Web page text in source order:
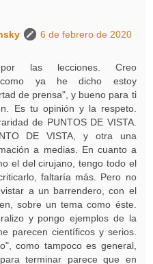
6 de febrero de 2020
las lecciones. Creo
como ya he dicho estoy
de prensa", y bueno para ti
Es tu opinión y la respeto.
de PUNTOS DE VISTA.
DE VISTA, y otra una
a medias. En cuanto a
el del cirujano, tengo todo el
faltaría más. Pero no
a un barrendero, con el
sobre un tema como éste.
y pongo ejemplos de la
parecen científicos y serios.
como tampoco es general,
terminar parece que en